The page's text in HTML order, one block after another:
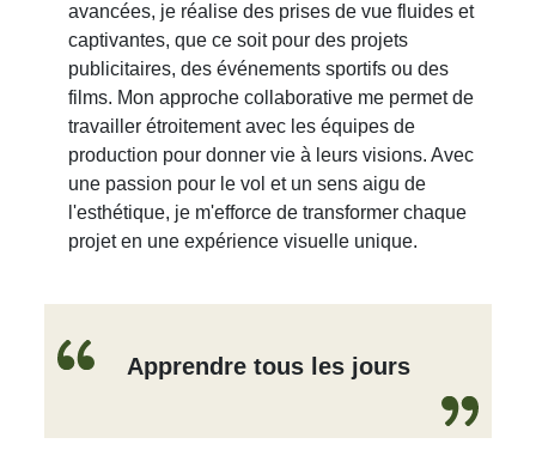
avancées, je réalise des prises de vue fluides et
captivantes, que ce soit pour des projets
publicitaires, des événements sportifs ou des
films. Mon approche collaborative me permet de
travailler étroitement avec les équipes de
production pour donner vie à leurs visions. Avec
une passion pour le vol et un sens aigu de
l'esthétique, je m'efforce de transformer chaque
projet en une expérience visuelle unique.
Apprendre tous les jours